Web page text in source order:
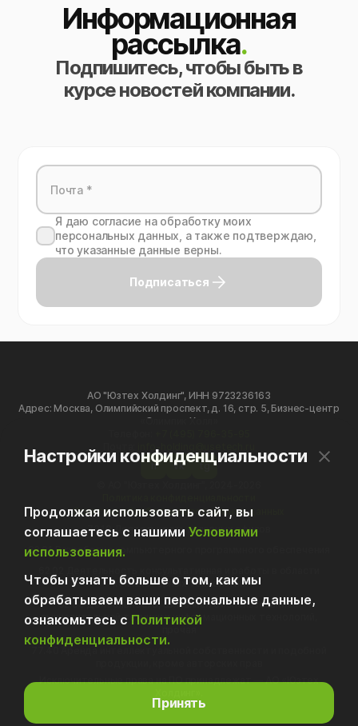
Информационная
рассылка.
Подпишитесь, чтобы быть в
курсе новостей компании.
Я даю согласие на обработку моих
персональных данных, а также подтверждаю,
что указанные данные верны.
Подписаться
АО "Юзтех Холдинг", ИНН 9723236163
Адрес: Москва, Олимпийский проспект, д. 16, стр. 5, Бизнес-центр
«Олимпик Холл»
info-holding@usetech.ru
h
vk
tg
Политика обработки персональных данных
70.10 Деятельность головных офисов
62.01 Разработка компьютерного программного обеспечения
компьютерных технологий
62.09 Деятельность, связанная с использованием
вычислительной техники и информационных технологий,
77.40 Аренда интеллектуальной собственности и подобной
Исключительные права на ПО принадлежат — АО «Юзтех
Настройки конфиденциальности
Продолжая использовать сайт, вы
соглашаетесь с нашими Условиями
использования.
Чтобы узнать больше о том, как мы
обрабатываем ваши персональные данные,
ознакомьтесь с Политикой
конфиденциальности.
Принять